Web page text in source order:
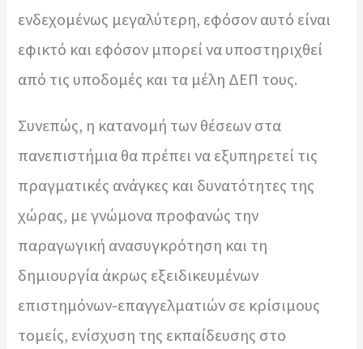
ενδεχομένως μεγαλύτερη, εφόσον αυτό είναι
εφικτό και εφόσον μπορεί να υποστηριχθεί
από τις υποδομές και τα μέλη ΔΕΠ τους.
Συνεπώς, η κατανομή των θέσεων στα
πανεπιστήμια θα πρέπει να εξυπηρετεί τις
πραγματικές ανάγκες και δυνατότητες της
χώρας, με γνώμονα προφανώς την
παραγωγική ανασυγκρότηση και τη
δημιουργία άκρως εξειδικευμένων
επιστημόνων-επαγγελματιών σε κρίσιμους
τομείς, ενίσχυση της εκπαίδευσης στο